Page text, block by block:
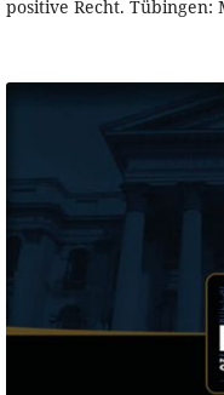
positive Recht. Tübingen: